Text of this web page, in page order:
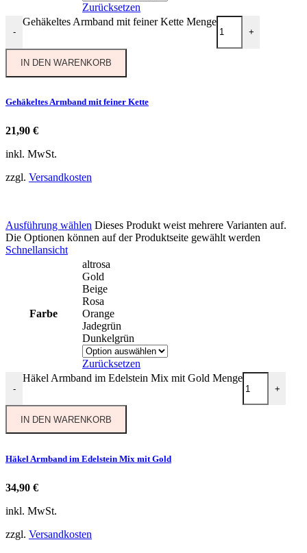
Zurücksetzen
-
Gehäkeltes Armband mit feiner Kette Menge
+
IN DEN WARENKORB
Gehäkeltes Armband mit feiner Kette
21,90 €
inkl. MwSt.
zzgl. Versandkosten
Ausführung wählen Dieses Produkt weist mehrere Varianten auf.
Die Optionen können auf der Produktseite gewählt werden
Schnellansicht
Farbe
altrosa
Gold
Beige
Rosa
Orange
Jadegrün
Dunkelgrün
Zurücksetzen
-
Häkel Armband im Edelstein Mix mit Gold Menge
+
IN DEN WARENKORB
Häkel Armband im Edelstein Mix mit Gold
34,90 €
inkl. MwSt.
zzgl. Versandkosten